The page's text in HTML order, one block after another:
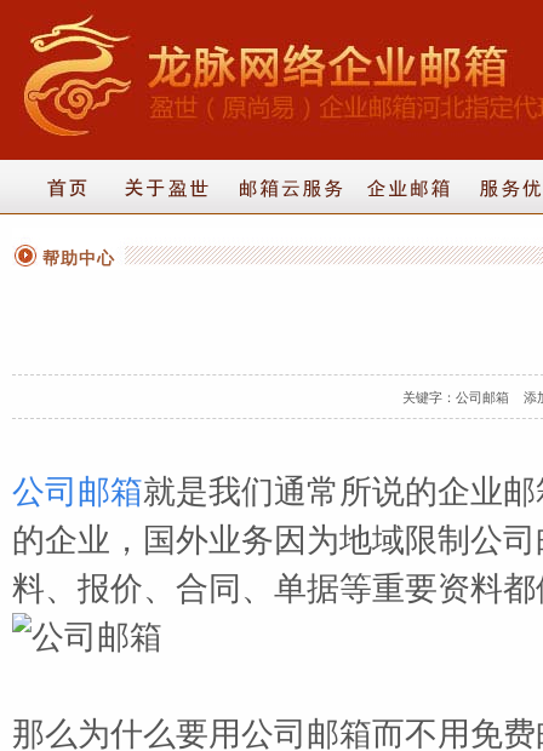
帮助中心
关键字：公司邮箱 添
公司邮箱就是我们通常所说的企业
的企业，国外业务因为地域限制公
料、报价、合同、单据等重要资料
那么为什么要用公司邮箱而不用免